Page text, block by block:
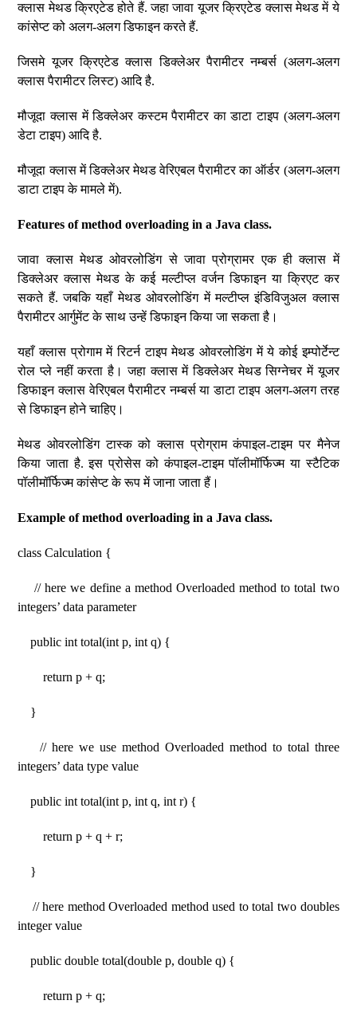
क्लास मेथड क्रिएटेड होते हैं. जहा जावा यूजर क्रिएटेड क्लास मेथड में ये
कांसेप्ट को अलग-अलग डिफाइन करते हैं.
जिसमे यूजर क्रिएटेड क्लास डिक्लेअर पैरामीटर नम्बर्स (अलग-अलग
क्लास पैरामीटर लिस्ट) आदि है.
मौजूदा क्लास में डिक्लेअर कस्टम पैरामीटर का डाटा टाइप (अलग-अलग
डेटा टाइप) आदि है.
मौजूदा क्लास में डिक्लेअर मेथड वेरिएबल पैरामीटर का ऑर्डर (अलग-अलग
डाटा टाइप के मामले में).
Features of method overloading in a Java class.
जावा क्लास मेथड ओवरलोडिंग से जावा प्रोग्रामर एक ही क्लास में
डिक्लेअर क्लास मेथड के कई मल्टीप्ल वर्जन डिफाइन या क्रिएट कर
सकते हैं. जबकि यहाँ मेथड ओवरलोडिंग में मल्टीप्ल इंडिविजुअल क्लास
पैरामीटर आर्गुमेंट के साथ उन्हें डिफाइन किया जा सकता है।
यहाँ क्लास प्रोगाम में रिटर्न टाइप मेथड ओवरलोडिंग में ये कोई इम्पोर्टेन्ट
रोल प्ले नहीं करता है। जहा क्लास में डिक्लेअर मेथड सिग्नेचर में यूजर
डिफाइन क्लास वेरिएबल पैरामीटर नम्बर्स या डाटा टाइप अलग-अलग तरह
से डिफाइन होने चाहिए।
मेथड ओवरलोडिंग टास्क को क्लास प्रोग्राम कंपाइल-टाइम पर मैनेज
किया जाता है. इस प्रोसेस को कंपाइल-टाइम पॉलीमॉर्फिज्म या स्टैटिक
पॉलीमॉर्फिज्म कांसेप्ट के रूप में जाना जाता हैं।
Example of method overloading in a Java class.
class Calculation {
// here we define a method Overloaded method to total two
integers’ data parameter
public int total(int p, int q) {
return p + q;
}
// here we use method Overloaded method to total three
integers’ data type value
public int total(int p, int q, int r) {
return p + q + r;
}
// here method Overloaded method used to total two doubles
integer value
public double total(double p, double q) {
return p + q;